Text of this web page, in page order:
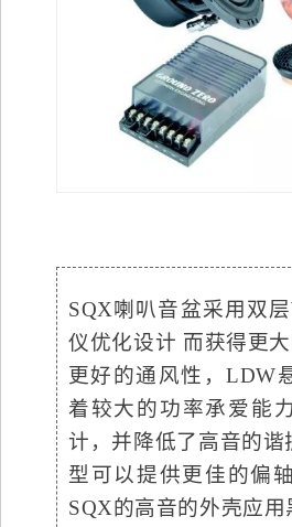
SQX喇叭音盆采用双
仪优化设计 而获得更
更好的通风性，LDW
着较大的功率承爱能
计，并降低了高音的
型可以提供更佳的偏
SQX的高音的外壳应